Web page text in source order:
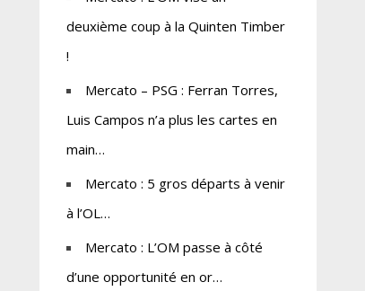
deuxième coup à la Quinten Timber
!
Mercato – PSG : Ferran Torres,
Luis Campos n’a plus les cartes en
main…
Mercato : 5 gros départs à venir
à l’OL…
Mercato : L’OM passe à côté
d’une opportunité en or…